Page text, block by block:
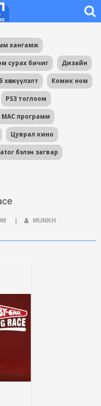
хангамж
сурах бичиг Дизайн
хөгжүүлэлт Комик ном
PS3 тоглоом
MAC программ
Цуврал кино
бэлэн загвар
MUNKH